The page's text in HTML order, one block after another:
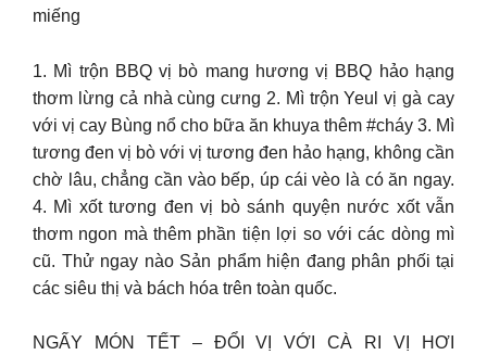
miếng
1. Mì trộn BBQ vị bò mang hương vị BBQ hảo hạng
thơm lừng cả nhà cùng cưng 2. Mì trộn Yeul vị gà cay
với vị cay Bùng nổ cho bữa ăn khuya thêm #cháy 3. Mì
tương đen vị bò với vị tương đen hảo hạng, không cần
chờ lâu, chẳng cần vào bếp, úp cái vèo là có ăn ngay.
4. Mì xốt tương đen vị bò sánh quyện nước xốt vẫn
thơm ngon mà thêm phần tiện lợi so với các dòng mì
cũ. Thử ngay nào Sản phẩm hiện đang phân phối tại
các siêu thị và bách hóa trên toàn quốc.
NGẤY MÓN TẾT – ĐỔI VỊ VỚI CÀ RI VỊ HƠI